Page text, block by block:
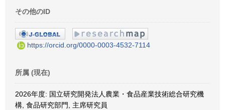
その他のID
https://orcid.org/0000-0003-4532-7114
所属 (現在)
2026年度: 国立研究開発法人農業・食品産業技術総合研究機
構, 食品研究部門, 主席研究員